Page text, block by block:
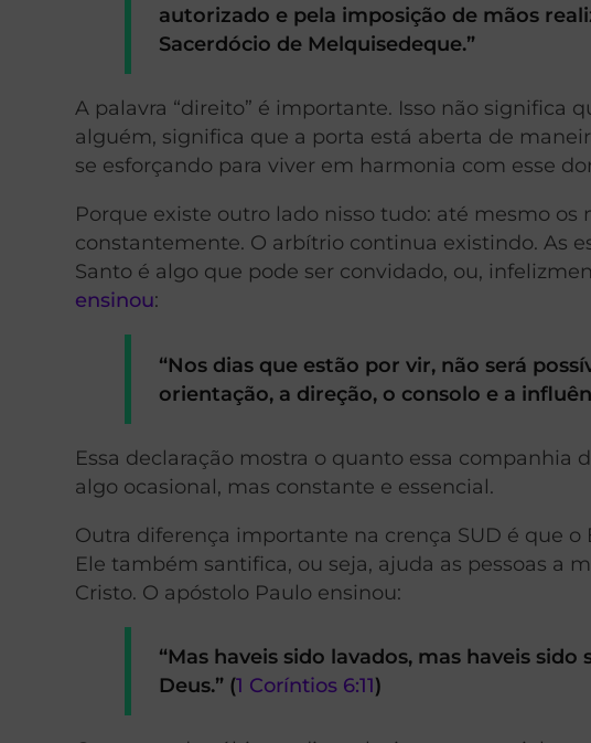
autorizado e pela imposição de mãos
Sacerdócio de Melquisedeque.”
A palavra “direito” é importante. Isso não significa
alguém, significa que a porta está aberta de
se esforçando para viver em harmonia com esse
Porque existe outro lado nisso tudo: até mesmo
constantemente. O arbítrio continua existindo. As
Santo é algo que pode ser convidado, ou,
ensinou:
“Nos dias que estão por vir, não será
orientação, a direção, o consolo e a
Essa declaração mostra o quanto essa companhia
algo ocasional, mas constante e essencial.
Outra diferença importante na crença SUD é que
Ele também santifica, ou seja, ajuda as pessoas a
Cristo. O apóstolo Paulo ensinou:
“Mas haveis sido lavados, mas haveis
Deus.” (1 Coríntios 6:11)